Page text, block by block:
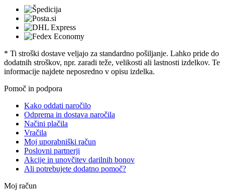
* Ti stroški dostave veljajo za standardno pošiljanje. Lahko pride do
dodatnih stroškov, npr. zaradi teže, velikosti ali lastnosti izdelkov. Te
informacije najdete neposredno v opisu izdelka.
Pomoč in podpora
Kako oddati naročilo
Odprema in dostava naročila
Načini plačila
Vračila
Moj uporabniški račun
Poslovni partnerji
Akcije in unovčitev darilnih bonov
Ali potrebujete dodatno pomoč?
Moj račun